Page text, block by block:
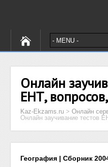
Онлайн
ЕНТ,
Kaz-Ekzams.ru >Онлайн
Онлайн заучивание тестов
География | Сборник